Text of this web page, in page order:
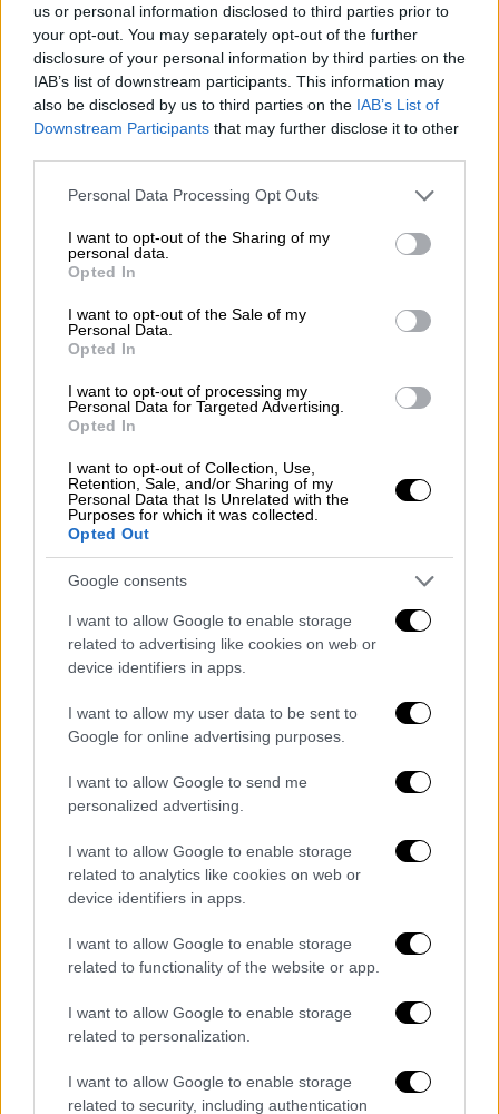
us or personal information disclosed to third parties prior to
your opt-out. You may separately opt-out of the further
disclosure of your personal information by third parties on the
IAB’s list of downstream participants. This information may
also be disclosed by us to third parties on the IAB’s List of
Downstream Participants that may further disclose it to other
Please note that this website/app uses one or more Google
not limited to your visit or usage behaviour. You may click to
grant or deny consent to Google and its third-party tags to
use your data for below specified purposes in below Google
consent section.
Personal Data Processing Opt Outs
I want to opt-out of the Sharing of my
personal data.
Opted In
I want to opt-out of the Sale of my
Personal Data.
Opted In
I want to opt-out of processing my
Personal Data for Targeted Advertising.
Opted In
I want to opt-out of Collection, Use,
Retention, Sale, and/or Sharing of my
Personal Data that Is Unrelated with the
Purposes for which it was collected.
Opted Out
Google consents
I want to allow Google to enable storage
related to advertising like cookies on web or
device identifiers in apps.
I want to allow my user data to be sent to
Google for online advertising purposes.
I want to allow Google to send me
personalized advertising.
I want to allow Google to enable storage
related to analytics like cookies on web or
device identifiers in apps.
I want to allow Google to enable storage
related to functionality of the website or app.
I want to allow Google to enable storage
related to personalization.
I want to allow Google to enable storage
related to security, including authentication
Υψηλών επιπέδων παραθορμόνης
Υψηλών ή φυσιολογικών επιπέδων
ασβεστίου
Ελαττωμένων ή φυσιολογικών
επιπέδων φωσφόρου.
Την επιβεβαίωση της διάγνωσης του
εξετάσεις εντοπισμούτου πάσχοντος
παραθυρεοειδούς αδένα, δηλαδή του
παραθυρεοειδούς που φέρει το αδένωμα. Οι
εξετάσεις εντοπισμού είναι
απεικονιστικές
στην ανίχνευση του αδενώματος του
παραθυρεοειδούς και ταυτόχρονα στον
υπόλοιπων παραθυρεοειδών αδένων.
Σύγχρονη εξατομικευμένη θεραπεία για το
αδένωμα παραθυρεοειδούς
Δεν υπάρχει αμφιβολία πως όλες οι